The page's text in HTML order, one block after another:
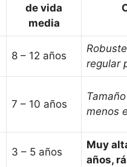
de vida
media
8 – 12 años
regular
7 – 10 años
menos
3 – 5 años
Muy
años,